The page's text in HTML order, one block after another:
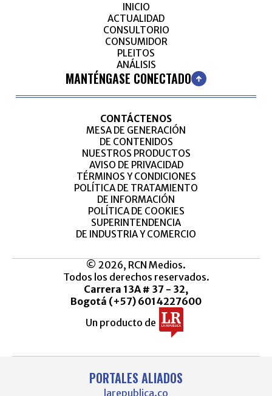
INICIO
ACTUALIDAD
CONSULTORIO
CONSUMIDOR
PLEITOS
ANÁLISIS
MANTÉNGASE CONECTADO
CONTÁCTENOS
MESA DE GENERACIÓN
DE CONTENIDOS
NUESTROS PRODUCTOS
AVISO DE PRIVACIDAD
TÉRMINOS Y CONDICIONES
POLÍTICA DE TRATAMIENTO
DE INFORMACIÓN
POLÍTICA DE COOKIES
SUPERINTENDENCIA
DE INDUSTRIA Y COMERCIO
© 2026, RCN Medios.
Todos los derechos reservados.
Carrera 13A # 37 - 32,
Bogotá (+57) 6014227600
Un producto de
PORTALES ALIADOS
larepublica.co